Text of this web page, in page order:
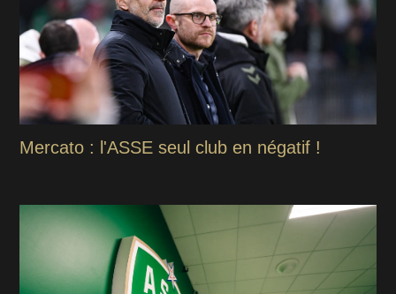
Mercato : l'ASSE seul club en négatif !